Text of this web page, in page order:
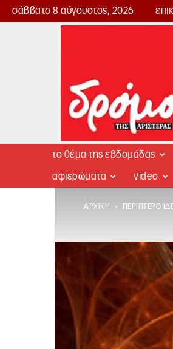
σάββατο 8 αύγουστος, 2026
Δρόμος
το θέμα της εβδομάδας
αφιερώματα video
ΑΡΧΙΚΉ ΠΕΡΊΠΤΕΡΟ